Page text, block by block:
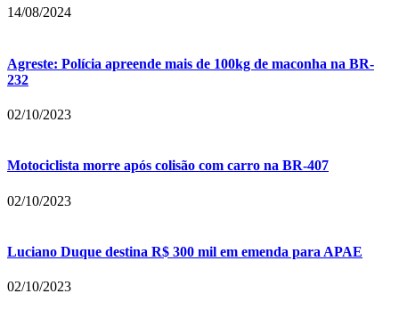
14/08/2024
Agreste: Polícia apreende mais de 100kg de maconha na BR-
232
02/10/2023
Motociclista morre após colisão com carro na BR-407
02/10/2023
Luciano Duque destina R$ 300 mil em emenda para APAE
02/10/2023